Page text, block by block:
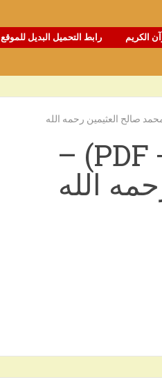
الكريم رابط التحميل البديل للموقع
تفسير سورة الفاتحة (PDF + MP3) –
الله